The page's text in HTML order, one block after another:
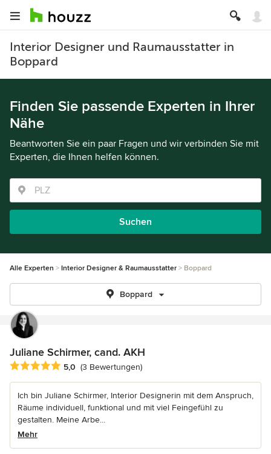
Interior Designer und Raumausstatter in
Boppard
Finden Sie passende Experten in Ihrer
Nähe
Beantworten Sie ein paar Fragen und wir verbinden Sie mit
Experten, die Ihnen helfen können.
Suchen
Alle Experten Interior Designer & Raumausstatter Boppard
Boppard
Juliane Schirmer, cand. AKH
Durchschnittliche Bewertung: 5 von 5 Sternen
5,0 (3 Bewertungen)
Ich bin Juliane Schirmer, Interior Designerin mit dem Anspruch,
Räume individuell, funktional und mit viel Feingefühl zu
gestalten. Meine Arbe...
Mehr